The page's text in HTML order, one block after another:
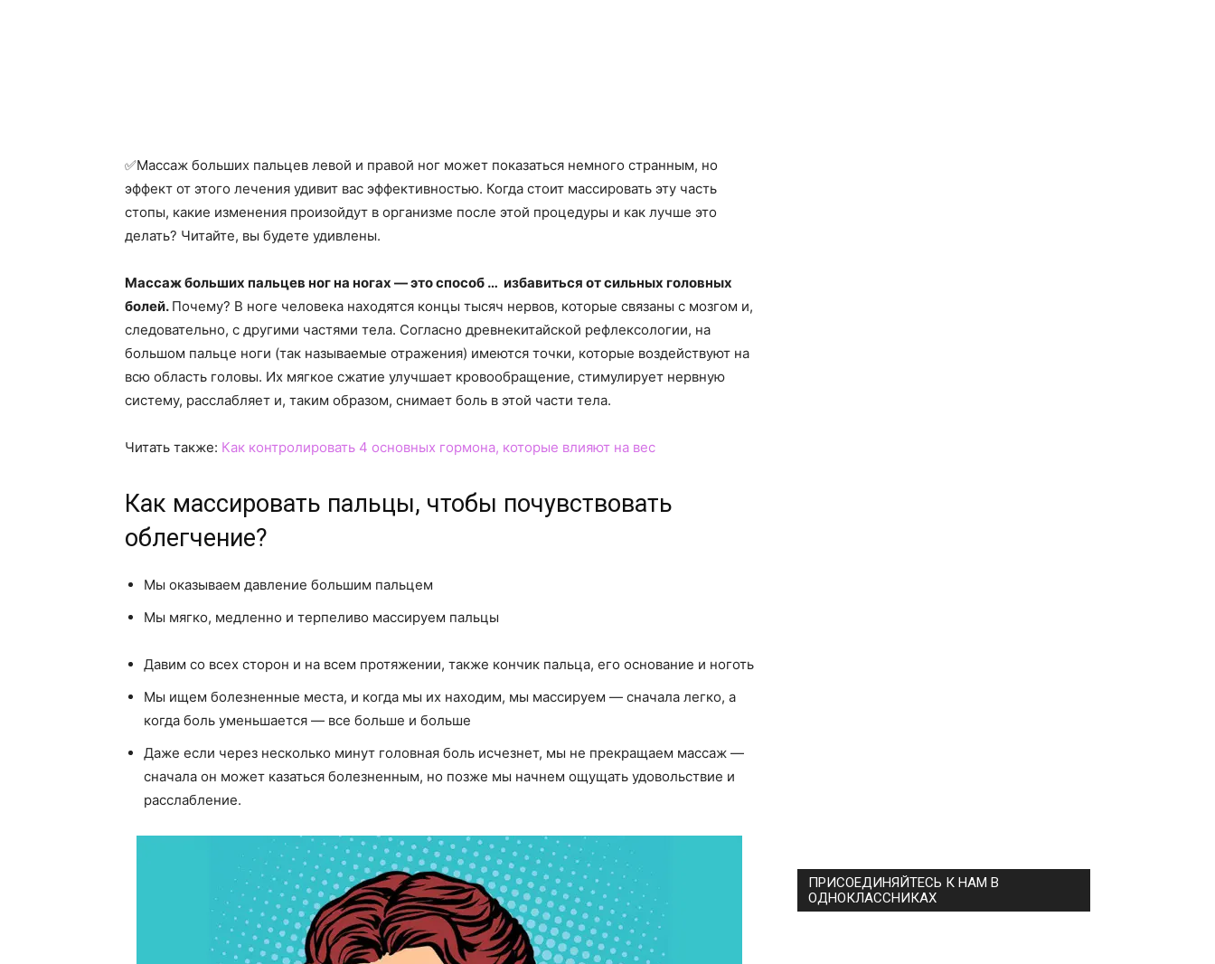
✅Массаж больших пальцев левой и правой ног может показаться немного странным, но
эффект от этого лечения удивит вас эффективностью. Когда стоит массировать эту часть
стопы, какие изменения произойдут в организме после этой процедуры и как лучше это
делать? Читайте, вы будете удивлены.
Массаж больших пальцев ног на ногах — это способ … избавиться от сильных головных
болей. Почему? В ноге человека находятся концы тысяч нервов, которые связаны с мозгом и,
следовательно, с другими частями тела. Согласно древнекитайской рефлексологии, на
большом пальце ноги (так называемые отражения) имеются точки, которые воздействуют на
всю область головы. Их мягкое сжатие улучшает кровообращение, стимулирует нервную
систему, расслабляет и, таким образом, снимает боль в этой части тела.
Читать также: Как контролировать 4 основных гормона, которые влияют на вес
Как массировать пальцы, чтобы почувствовать
облегчение?
Мы оказываем давление большим пальцем
Мы мягко, медленно и терпеливо массируем пальцы
Давим со всех сторон и на всем протяжении, также кончик пальца, его основание и ноготь
Мы ищем болезненные места, и когда мы их находим, мы массируем — сначала легко, а
когда боль уменьшается — все больше и больше
Даже если через несколько минут головная боль исчезнет, ​​мы не прекращаем массаж —
сначала он может казаться болезненным, но позже мы начнем ощущать удовольствие и
расслабление.
ПРИСОЕДИНЯЙТЕСЬ К НАМ В
ОДНОКЛАССНИКАХ